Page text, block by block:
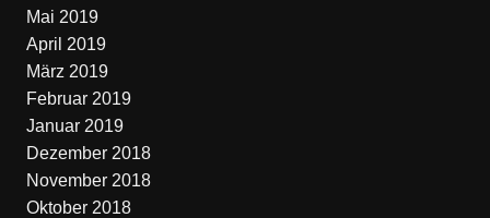
Mai 2019
April 2019
März 2019
Februar 2019
Januar 2019
Dezember 2018
November 2018
Oktober 2018